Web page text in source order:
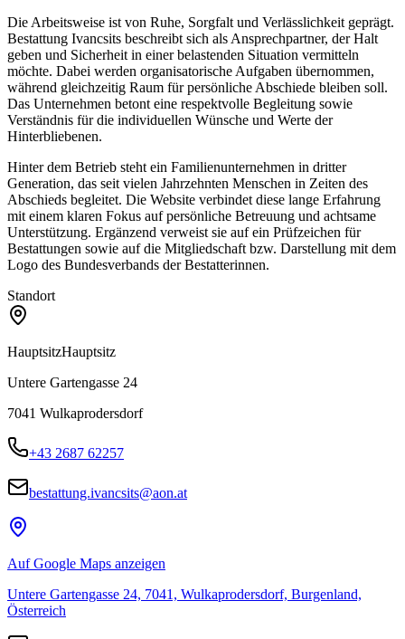
Die Arbeitsweise ist von Ruhe, Sorgfalt und Verlässlichkeit geprägt.
Bestattung Ivancsits beschreibt sich als Ansprechpartner, der Halt
geben und Sicherheit in einer belastenden Situation vermitteln
möchte. Dabei werden organisatorische Aufgaben übernommen,
während gleichzeitig Raum für persönliche Abschiede bleiben soll.
Das Unternehmen betont eine respektvolle Begleitung sowie
Verständnis für die individuellen Wünsche und Werte der
Hinterbliebenen.
Hinter dem Betrieb steht ein Familienunternehmen in dritter
Generation, das seit vielen Jahrzehnten Menschen in Zeiten des
Abschieds begleitet. Die Website verbindet diese lange Erfahrung
mit einem klaren Fokus auf persönliche Betreuung und achtsame
Unterstützung. Ergänzend verweist sie auf ein Prüfzeichen für
Bestattungen sowie auf die Mitgliedschaft bzw. Darstellung mit dem
Logo des Bundesverbands der Bestatterinnen.
Standort
HauptsitzHauptsitz
Untere Gartengasse 24
7041 Wulkaprodersdorf
+43 2687 62257
bestattung.ivancsits@aon.at
Auf Google Maps anzeigen
Untere Gartengasse 24, 7041, Wulkaprodersdorf, Burgenland,
Österreich